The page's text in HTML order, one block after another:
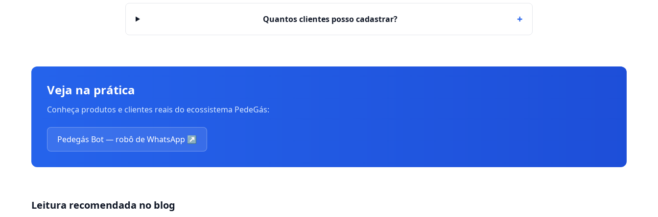
Quantos clientes posso cadastrar? +
Veja na prática
Conheça produtos e clientes reais do ecossistema PedeGás:
Pedegás Bot — robô de WhatsApp ↗
Leitura recomendada no blog